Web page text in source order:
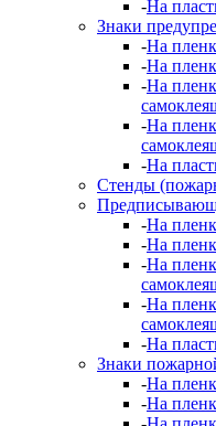
-На
Знаки
-На
-На
-На
-На
-На
Стенды
-На
-На
-На
-На
-На
Знаки
-На
-На